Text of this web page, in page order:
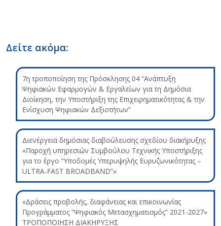
Δείτε ακόμα:
7η τροποποίηση της Πρόσκλησης 04 “Ανάπτυξη
Ψηφιακών Εφαρμογών & Εργαλείων για τη Δημόσια
Διοίκηση, την Υποστήριξη της Επιχειρηματικότητας & την
Ενίσχυση Ψηφιακών Δεξιοτήτων”
Διενέργεια δημόσιας διαβούλευσης σχεδίου διακήρυξης
«Παροχή υπηρεσιών Συμβούλου Τεχνικής Υποστήριξης
για το έργο “Υποδομές Υπερυψηλής Ευρυζωνικότητας –
ULTRA-FAST BROADBAND”»
«Δράσεις προβολής, διαφάνειας και επικοινωνίας
Προγράμματος “Ψηφιακός Μετασχηματισμός” 2021-2027»
ΤΡΟΠΟΠΟΙΗΣΗ ΔΙΑΚΗΡΥΞΗΣ